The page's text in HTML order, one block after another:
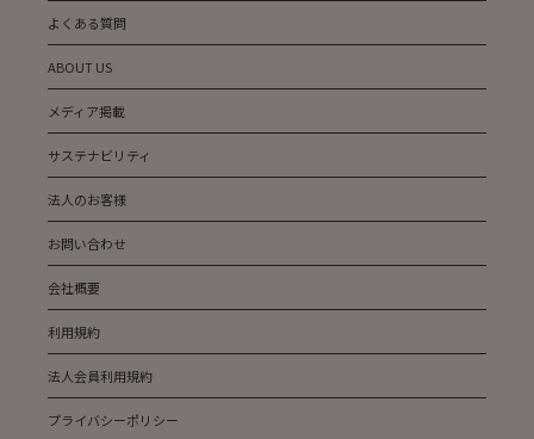
よくある質問
ABOUT US
メディア掲載
サステナビリティ
法人のお客様
お問い合わせ
会社概要
利用規約
法人会員利用規約
プライバシーポリシー